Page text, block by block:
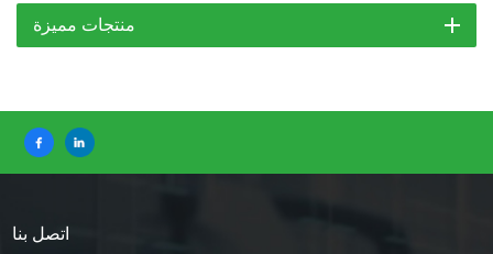
منتجات مميزة
اتصل بنا